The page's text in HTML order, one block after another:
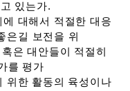
있는가.
에 대해서 적절한 대응
은길 보전을 위
대안들이 적절히
를 평가
위한 활동의 육성이나